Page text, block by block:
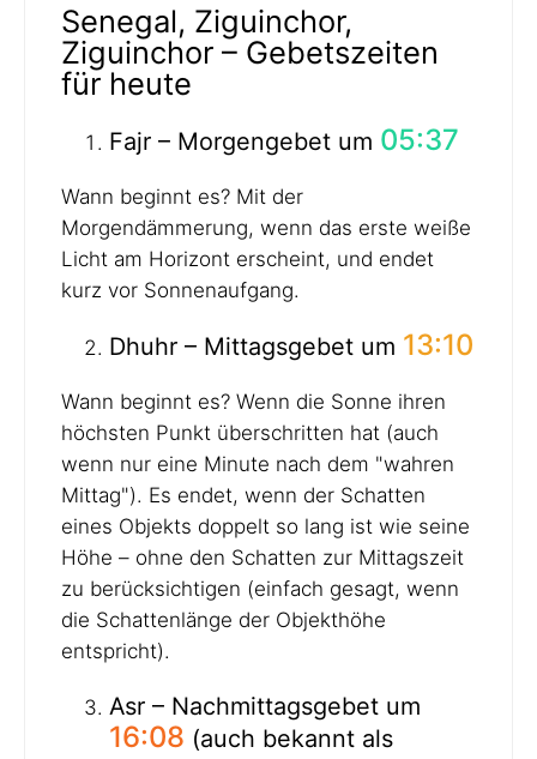
Senegal, Ziguinchor,
Ziguinchor – Gebetszeiten
für heute
Fajr – Morgengebet um 05:37
Wann beginnt es? Mit der
Morgendämmerung, wenn das erste weiße
Licht am Horizont erscheint, und endet
kurz vor Sonnenaufgang.
Dhuhr – Mittagsgebet um 13:10
Wann beginnt es? Wenn die Sonne ihren
höchsten Punkt überschritten hat (auch
wenn nur eine Minute nach dem "wahren
Mittag"). Es endet, wenn der Schatten
eines Objekts doppelt so lang ist wie seine
Höhe – ohne den Schatten zur Mittagszeit
zu berücksichtigen (einfach gesagt, wenn
die Schattenlänge der Objekthöhe
entspricht).
Asr – Nachmittagsgebet um
16:08 (auch bekannt als